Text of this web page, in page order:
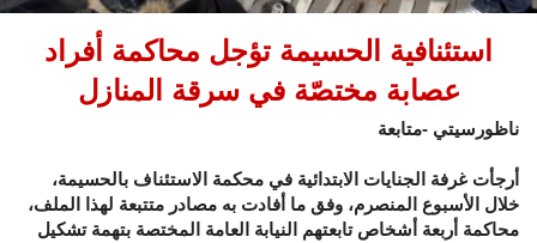
استئنافية الحسيمة تؤجل محاكمة أفراد
عصابة مختصّة في سرقة المنازل
ناظورسيتي -متابعة
أرجأت غرفة الجنايات الابتدائية في محكمة الاستئناف بالحسيمة،
خلال الأسبوع المنصرم، وفق ما أفادت به مصادر متتبعة لهذا الملف،
محاكمة أربعة أشخاص تابعتهم النيابة العامة المختصة بتهمة تشكيل